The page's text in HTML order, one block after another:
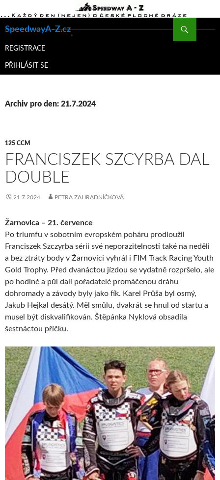
SpeedwayA-Z.cz
K
WEBU
REGISTRACE
PŘIHLÁSIT SE
Archiv pro den: 21.7.2024
125 CCM
FRANCISZEK SZCYRBA DAL
DOUBLE
21.7.2024 PETRA ZAHRADNÍČKOVÁ
Žarnovica – 21. července
Po triumfu v sobotním evropském poháru prodloužil
Franciszek Szczyrba sérii své neporazitelnosti také na neděli
a bez ztráty body v Žarnovici vyhrál i FIM Track Racing Youth
Gold Trophy. Před dvanáctou jízdou se vydatně rozpršelo, ale
po hodině a půl dali pořadatelé promáčenou dráhu
dohromady a závody byly jako fík. Karel Průša byl osmý,
Jakub Hejkal desátý. Měl smůlu, dvakrát se hnul od startu a
musel být diskvalifikován. Štěpánka Nyklová obsadila
šestnáctou příčku.